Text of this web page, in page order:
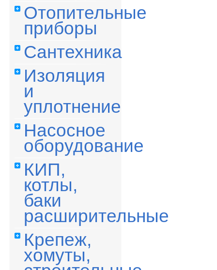
Отопительные
приборы
Сантехника
Изоляция
и
уплотнение
Насосное
оборудование
КИП,
котлы,
баки
расширительные
Крепеж,
хомуты,